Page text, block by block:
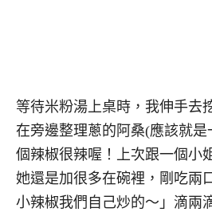
等待米粉湯上桌時，我伸手去
在旁邊整理蔥的阿桑(應該就
個辣椒很辣喔！上次跟一個小
她還是加很多在碗裡，剛吃兩
小辣椒我們自己炒的～」滴兩